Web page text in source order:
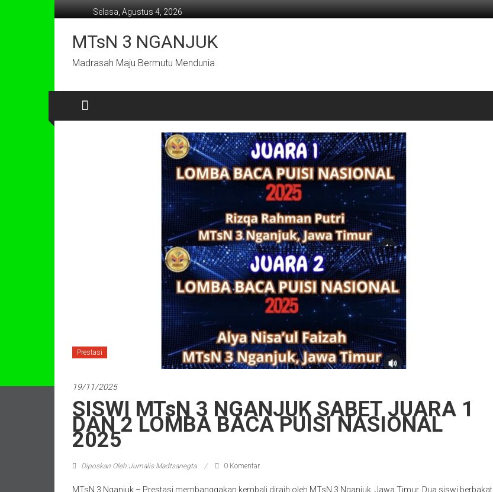
ke
Selasa, Agustus 4, 2026
MTsN 3 NGANJUK
Madrasah Maju Bermutu Mendunia
Prestasi
19/11/2025
SISWI MTsN 3 NGANJUK SABET JUARA 1
DAN 2 LOMBA BACA PUISI NASIONAL
2025
Diposkan Oleh:Jurnalis Madtsanegta 0 Komentar
MTsN 3 Nganjuk – Prestasi membanggakan kembali diraih oleh MTsN 3 Nganjuk, Jawa Timur. Dua siswi berbakat